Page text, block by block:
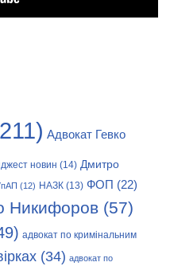
Адвокат Гевко
новин (14) Дмитро
(12) НАЗК (13) ФОП (22)
Никифоров (57)
адвокат по кримінальним
(34) адвокат по